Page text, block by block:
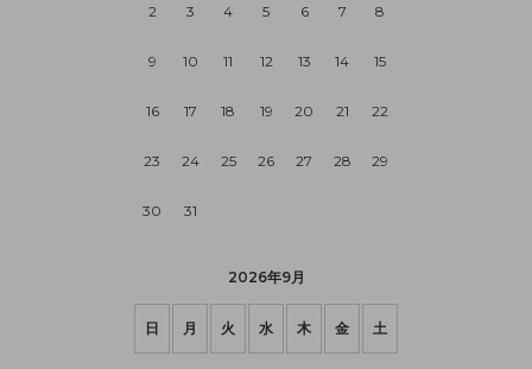
2 3 4 5 6 7 8
9 10 11 12 13 14 15
16 17 18 19 20 21 22
23 24 25 26 27 28 29
30 31
2026年9月
日 月 火 水 木 金 土